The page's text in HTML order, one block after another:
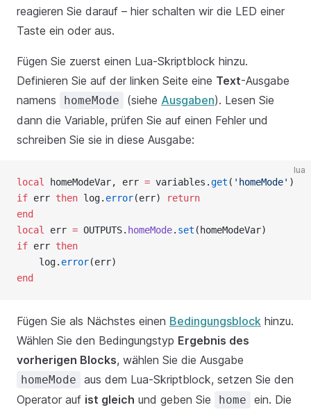
reagieren Sie darauf – hier schalten wir die LED einer
Taste ein oder aus.
Fügen Sie zuerst einen Lua-Skriptblock hinzu.
Definieren Sie auf der linken Seite eine Text-Ausgabe
namens
homeMode (siehe Ausgaben). Lesen Sie
dann die Variable, prüfen Sie auf einen Fehler und
schreiben Sie sie in diese Ausgabe:
lua
local homeModeVar, err = variables.get ( 'homeMode' )
if err then log. error(err)
return
end
local err = OUTPUTS. homeMode. set (homeModeVar)
if err then
    log.
error(err)
end
Fügen Sie als Nächstes einen Bedingungsblock hinzu.
Wählen Sie den Bedingungstyp Ergebnis des
vorherigen Blocks, wählen Sie die Ausgabe
homeMode
aus dem Lua-Skriptblock, setzen Sie den
Operator auf ist gleich und geben Sie home
ein. Die